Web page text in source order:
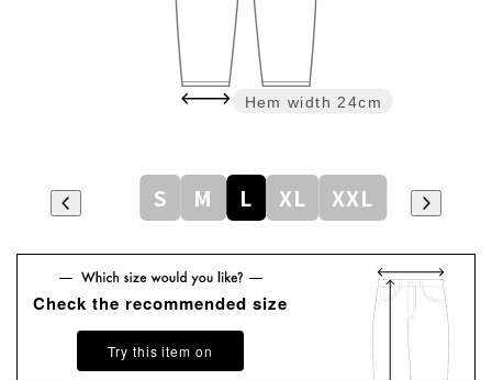
Hem width 24cm
S M L XL XXL
Check the recommended size
Try this item on